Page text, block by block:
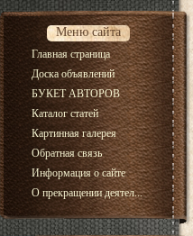
Меню сайта
Главная страница
Доска объявлений
БУКЕТ АВТОРОВ
Каталог статей
Картинная галерея
Обратная связь
Информация о сайте
О прекращении деятел...